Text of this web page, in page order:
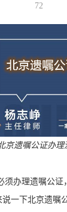
72
京遗嘱公证办理
遗嘱公证，
一下北京遗嘱